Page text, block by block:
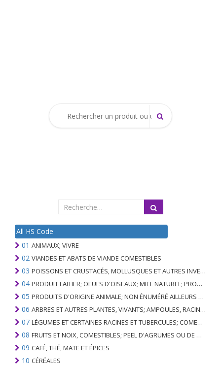
All HS Code
01 ANIMAUX; VIVRE
02 VIANDES ET ABATS DE VIANDE COMESTIBLES
03 POISSONS ET CRUSTACÉS, MOLLUSQUES ET AUTRES INVERTÉBRÉS AQUATIQUES
04 PRODUIT LAITIER; OEUFS D'OISEAUX; MIEL NATUREL; PRODUITS COMESTIBLES D'ORIGINE ANIMALE, NON ÉNUMÉRÉS AILLEURS OU INCLUS
05 PRODUITS D'ORIGINE ANIMALE; NON ÉNUMÉRÉ AILLEURS OU INCLUS
06 ARBRES ET AUTRES PLANTES, VIVANTS; AMPOULES, RACINES ET ANALOGUES; FLEURS COUPEES ET FEUILLAGE ORNEMENTAL
07 LÉGUMES ET CERTAINES RACINES ET TUBERCULES; COMESTIBLE
08 FRUITS ET NOIX, COMESTIBLES; PEEL D'AGRUMES OU DE MELONS
09 CAFÉ, THÉ, MATE ET ÉPICES
10 CÉRÉALES